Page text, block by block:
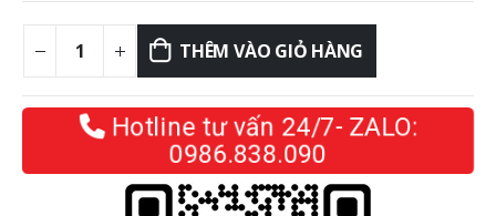
THÊM VÀO GIỎ HÀNG
Hotline tư vấn 24/7- ZALO:
0986.838.090